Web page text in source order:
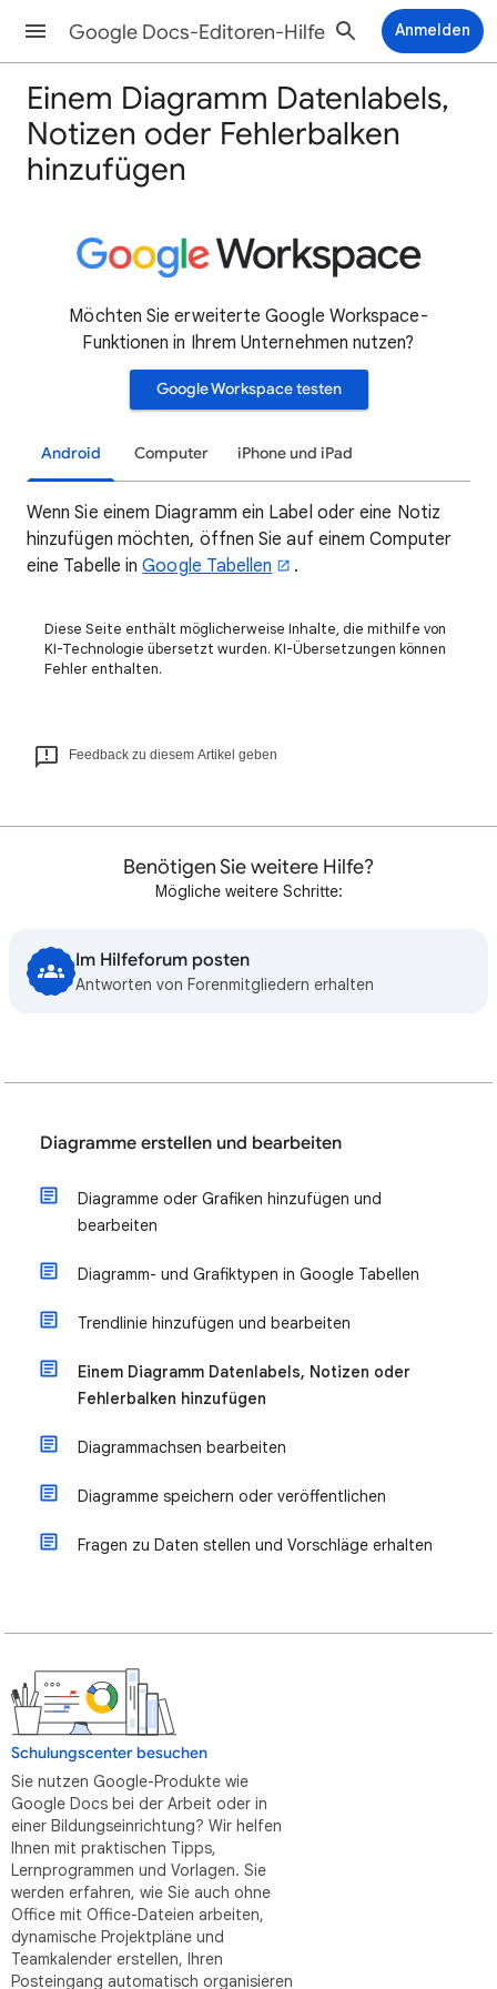
Google Docs-Editoren-Hilfe Anmelden
Einem Diagramm Datenlabels,
Notizen oder Fehlerbalken
hinzufügen
Möchten Sie erweiterte Google Workspace-
Funktionen in Ihrem Unternehmen nutzen?
Google Workspace testen
Android Computer iPhone und iPad
Wenn Sie einem Diagramm ein Label oder eine Notiz
hinzufügen möchten, öffnen Sie auf einem Computer
eine Tabelle inGoogle Tabellen .
Diese Seite enthält möglicherweise Inhalte, die mithilfe von
KI-Technologie übersetzt wurden. KI-Übersetzungen können
Fehler enthalten.
Feedback zu diesem Artikel geben
Benötigen Sie weitere Hilfe?
Mögliche weitere Schritte:
Im Hilfeforum posten
Antworten von Forenmitgliedern erhalten
Diagramme erstellen und bearbeiten
Diagramme oder Grafiken hinzufügen und
bearbeiten
Diagramm- und Grafiktypen in Google Tabellen
Trendlinie hinzufügen und bearbeiten
Einem Diagramm Datenlabels, Notizen oder
Fehlerbalken hinzufügen
Diagrammachsen bearbeiten
Diagramme speichern oder veröffentlichen
Fragen zu Daten stellen und Vorschläge erhalten
Schulungscenter besuchen
Sie nutzen Google-Produkte wie
Google Docs bei der Arbeit oder in
einer Bildungseinrichtung? Wir helfen
Ihnen mit praktischen Tipps,
Lernprogrammen und Vorlagen. Sie
werden erfahren, wie Sie auch ohne
Office mit Office-Dateien arbeiten,
dynamische Projektpläne und
Teamkalender erstellen, Ihren
Posteingang automatisch organisieren